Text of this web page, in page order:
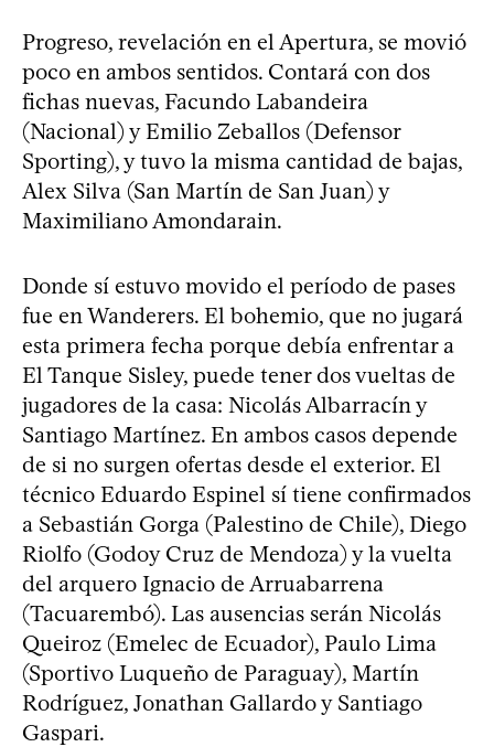
Progreso, revelación en el Apertura, se movió
poco en ambos sentidos. Contará con dos
fichas nuevas, Facundo Labandeira
(Nacional) y Emilio Zeballos (Defensor
Sporting), y tuvo la misma cantidad de bajas,
Alex Silva (San Martín de San Juan) y
Maximiliano Amondarain.
Donde sí estuvo movido el período de pases
fue en Wanderers. El bohemio, que no jugará
esta primera fecha porque debía enfrentar a
El Tanque Sisley, puede tener dos vueltas de
jugadores de la casa: Nicolás Albarracín y
Santiago Martínez. En ambos casos depende
de si no surgen ofertas desde el exterior. El
técnico Eduardo Espinel sí tiene confirmados
a Sebastián Gorga (Palestino de Chile), Diego
Riolfo (Godoy Cruz de Mendoza) y la vuelta
del arquero Ignacio de Arruabarrena
(Tacuarembó). Las ausencias serán Nicolás
Queiroz (Emelec de Ecuador), Paulo Lima
(Sportivo Luqueño de Paraguay), Martín
Rodríguez, Jonathan Gallardo y Santiago
Gaspari.